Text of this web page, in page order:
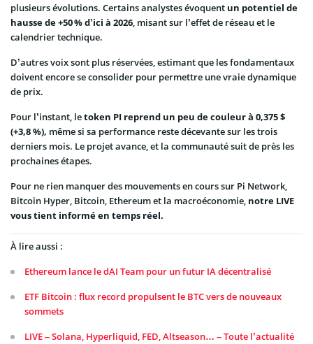
plusieurs évolutions. Certains analystes évoquent un potentiel de
hausse de +50 % d’ici à 2026, misant sur l’effet de réseau et le
calendrier technique.
D’autres voix sont plus réservées, estimant que les fondamentaux
doivent encore se consolider pour permettre une vraie dynamique
de prix.
Pour l’instant, letoken PI reprend un peu de couleur à 0,375 $
(+3,8 %), même si sa performance reste décevante sur les trois
derniers mois. Le projet avance, et la communauté suit de près les
prochaines étapes.
Pour ne rien manquer des mouvements en cours sur Pi Network,
Bitcoin Hyper, Bitcoin, Ethereum et la macroéconomie, notre LIVE
vous tient informé en temps réel.
À lire aussi :
Ethereum lance le dAI Team pour un futur IA décentralisé
ETF Bitcoin : flux record propulsent le BTC vers de nouveaux
sommets
LIVE – Solana, Hyperliquid, FED, Altseason… – Toute l’actualité